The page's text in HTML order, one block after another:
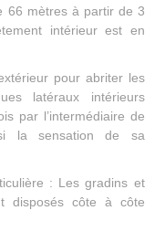
66 mètres à partir de 3
intérieur est en
pour abriter les
latéraux intérieurs
par l’intermédiaire de
la sensation de sa
: Les gradins et
disposés côte à côte